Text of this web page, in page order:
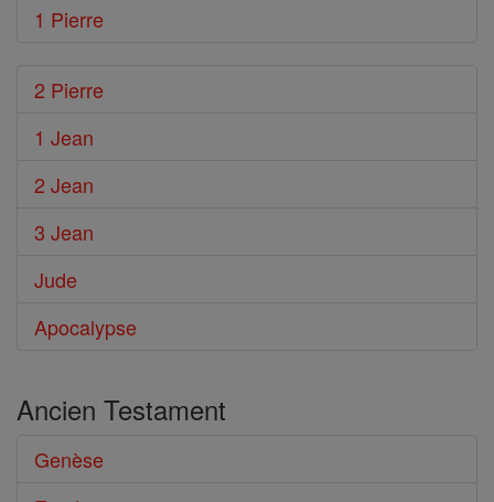
1 Pierre
2 Pierre
1 Jean
2 Jean
3 Jean
Jude
Apocalypse
Ancien Testament
Genèse